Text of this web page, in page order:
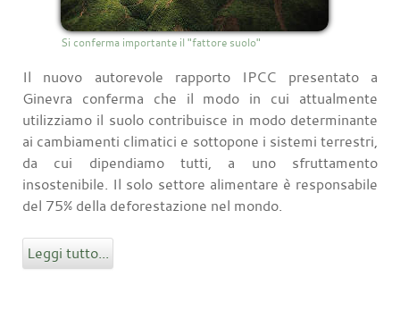
Si conferma importante il "fattore suolo"
Il nuovo autorevole rapporto IPCC presentato a
Ginevra conferma che il modo in cui attualmente
utilizziamo il suolo contribuisce in modo determinante
ai cambiamenti climatici e sottopone i sistemi terrestri,
da cui dipendiamo tutti, a uno sfruttamento
insostenibile. Il solo settore alimentare è responsabile
del 75% della deforestazione nel mondo.
Leggi tutto...